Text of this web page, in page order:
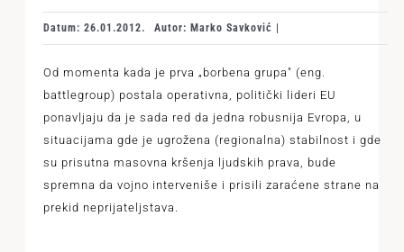
Datum: 26.01.2012. Autor: Marko Savković |
Od momenta kada je prva „borbena grupa" (eng.
battlegroup) postala operativna, politički lideri EU
ponavljaju da je sada red da jedna robusnija Evropa, u
situacijama gde je ugrožena (regionalna) stabilnost i gde
su prisutna masovna kršenja ljudskih prava, bude
spremna da vojno interveniše i prisili zaraćene strane na
prekid neprijateljstava.